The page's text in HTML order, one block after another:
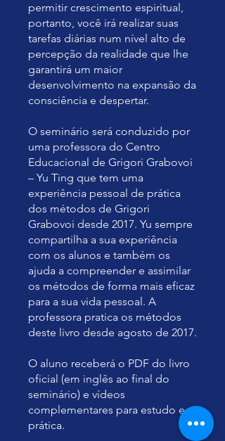
permitir crescimento espiritual,
portanto, você irá realizar suas
tarefas diárias num nível alto de
percepção da realidade que lhe
garantirá um maior
desenvolvimento na expansão da
consciência e despertar.
O seminário será conduzido por
uma professora do Centro
Educacional de Grigori Grabovoi
– Yu Ting que tem uma
experiência pessoal de prática
dos métodos de Grigori
Grabovoi desde 2017. Yu sempre
compartilha a sua experiência
com os alunos e também os
ajuda a compreender e assimilar
os métodos de forma mais eficaz
para a sua vida pessoal. A
professora pratica os métodos
deste livro desde agosto de 2017.
O aluno receberá o PDF do livro
oficial (em inglês ao final do
seminário) e vídeos
complementares para estudo e
prática.